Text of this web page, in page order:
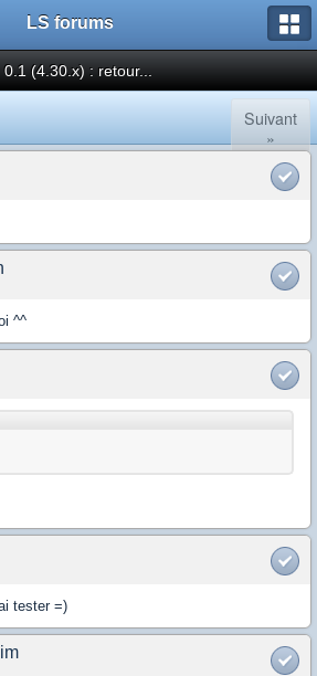
LS forums
(4.30.x) : retour...
Suivant
»
^^
tester =)